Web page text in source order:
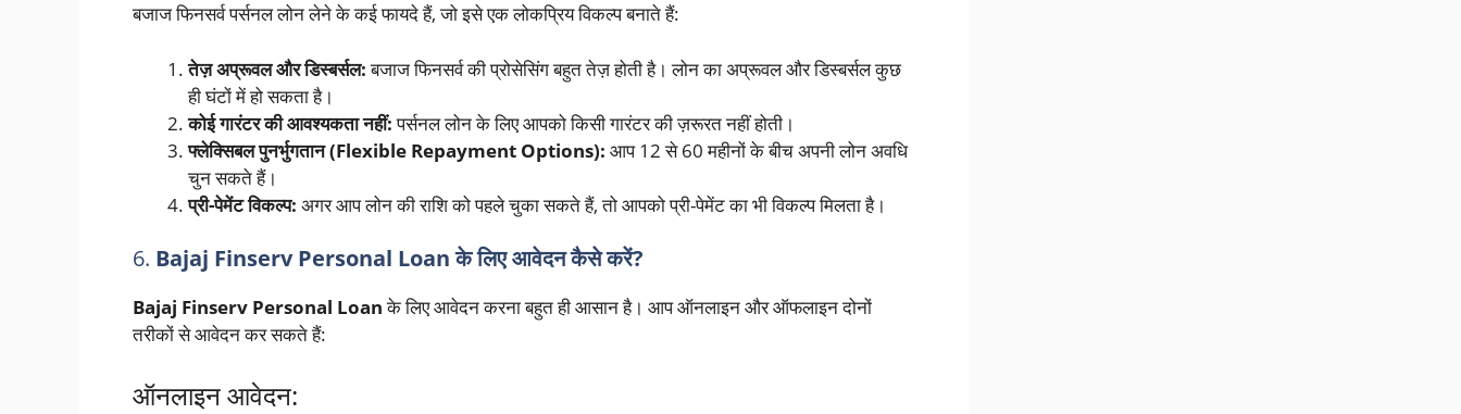
बजाज फिनसर्व पर्सनल लोन लेने के कई फायदे हैं, जो इसे एक लोकप्रिय विकल्प बनाते हैं:
तेज़ अप्रूवल और डिस्बर्सल:बजाज फिनसर्व की प्रोसेसिंग बहुत तेज़ होती है। लोन का अप्रूवल और डिस्बर्सल कुछ
ही घंटों में हो सकता है।
कोई गारंटर की आवश्यकता नहीं:पर्सनल लोन के लिए आपको किसी गारंटर की ज़रूरत नहीं होती।
फ्लेक्सिबल पुनर्भुगतान (Flexible Repayment Options): आप 12 से 60 महीनों के बीच अपनी लोन अवधि
चुन सकते हैं।
प्री-पेमेंट विकल्प: अगर आप लोन की राशि को पहले चुका सकते हैं, तो आपको प्री-पेमेंट का भी विकल्प मिलता है।
6. Bajaj Finserv Personal Loan के लिए आवेदन कैसे करें?
Bajaj Finserv Personal Loanके लिए आवेदन करना बहुत ही आसान है। आप ऑनलाइन और ऑफलाइन दोनों
तरीकों से आवेदन कर सकते हैं:
ऑनलाइन आवेदन: